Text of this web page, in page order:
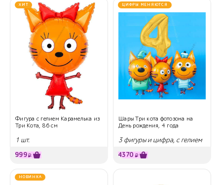
ХИТ
Фигура с гелием Карамелька из
Три Кота, 86 см
1 шт.
999₽
ЦИФРЫ МЕНЯЮТСЯ
Шары Три кота фотозона на
День рождения, 4 года
3 фигуры и цифра, с гелием
4370 ₽
НОВИНКА